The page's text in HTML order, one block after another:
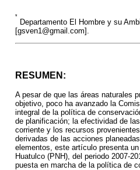
*
Departamento El Hombre y su
[gsven1@gmail.com].
RESUMEN:
A pesar de que las áreas naturales
objetivo, poco ha avanzado la
integral de la política de
de planificación; la efectividad de
corriente y los recursos
derivadas de las acciones
elementos, este artículo presenta
Huatulco (PNH), del periodo 2007-
puesta en marcha de la política de